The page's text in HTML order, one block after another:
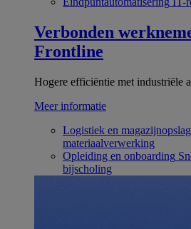
Verbonden
Frontline
Hogere efficiëntie met industriële
Meer informatie
Logistiek en magazijnopslag
materiaalverwerking
Opleiding en onboarding
bijscholing